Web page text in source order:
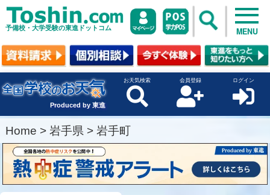
予備校・大学受験の東進ドットコム MENU
Produced by 東進
お天気検索 会員登録 ログイン
Home > 岩手県 > 岩手町